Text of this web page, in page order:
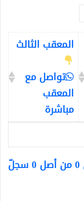
المعقب الثالث
تواصل مع
المعقب
مباشرة